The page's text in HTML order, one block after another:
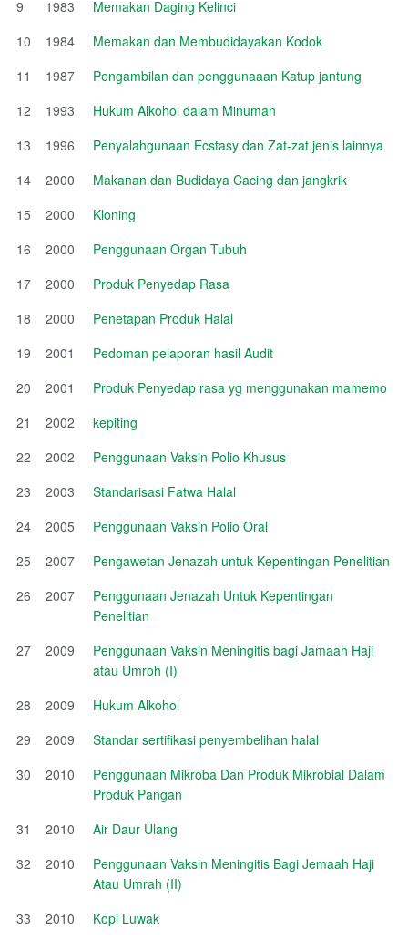
9
1983
Memakan Daging Kelinci
10
1984
Memakan dan Membudidayakan Kodok
11
1987
Pengambilan dan penggunaaan Katup jantung
12
1993
Hukum Alkohol dalam Minuman
13
1996
Penyalahgunaan Ecstasy dan Zat-zat jenis lainnya
14
2000
Makanan dan Budidaya Cacing dan jangkrik
15
2000
Kloning
16
2000
Penggunaan Organ Tubuh
17
2000
Produk Penyedap Rasa
18
2000
Penetapan Produk Halal
19
2001
Pedoman pelaporan hasil Audit
20
2001
Produk Penyedap rasa yg menggunakan mamemo
21
2002
kepiting
22
2002
Penggunaan Vaksin Polio Khusus
23
2003
Standarisasi Fatwa Halal
24
2005
Penggunaan Vaksin Polio Oral
25
2007
Pengawetan Jenazah untuk Kepentingan Penelitian
26
2007
Penggunaan Jenazah Untuk Kepentingan
Penelitian
27
2009
Penggunaan Vaksin Meningitis bagi Jamaah Haji
atau Umroh (I)
28
2009
Hukum Alkohol
29
2009
Standar sertifikasi penyembelihan halal
30
2010
Penggunaan Mikroba Dan Produk Mikrobial Dalam
Produk Pangan
31
2010
Air Daur Ulang
32
2010
Penggunaan Vaksin Meningitis Bagi Jemaah Haji
Atau Umrah (II)
33
2010
Kopi Luwak